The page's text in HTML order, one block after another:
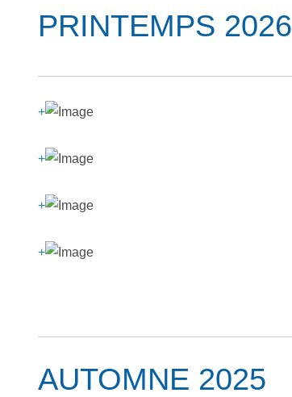
PRINTEMPS 2026
+
+
+
+
AUTOMNE 2025